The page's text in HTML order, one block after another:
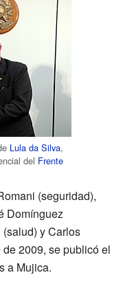
Lula da Silva,
del Frente
(seguridad),
Domínguez
y Carlos
2009, se publicó el
a Mujica.